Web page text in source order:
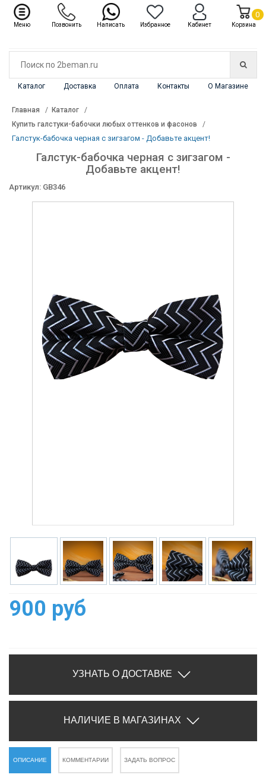
Каталог Доставка Оплата Контакты О Магазине
Каталог ✖
Главная
Каталог
Купить галстуки-бабочки любых оттенков и фасонов
Галстук-бабочка черная с зигзагом - Добавьте акцент!
Галстук-бабочка черная с зигзагом -
Добавьте акцент!
Артикул: GB346
900 руб
УЗНАТЬ О ДОСТАВКЕ
НАЛИЧИЕ В МАГАЗИНАХ
ОПИСАНИЕ КОММЕНТАРИИ ЗАДАТЬ ВОПРОС
Меню Позвонить Написать Избранное Кабинет Корзина
0